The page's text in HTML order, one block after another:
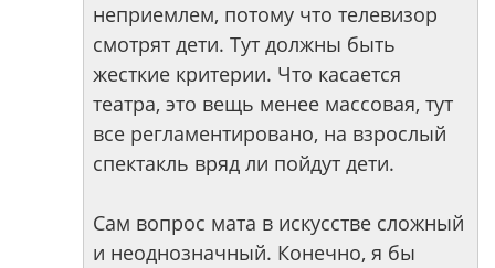
неприемлем, потому что телевизор
смотрят дети. Тут должны быть
жесткие критерии. Что касается
театра, это вещь менее массовая, тут
все регламентировано, на взрослый
спектакль вряд ли пойдут дети.
Сам вопрос мата в искусстве сложный
и неоднозначный. Конечно, я бы